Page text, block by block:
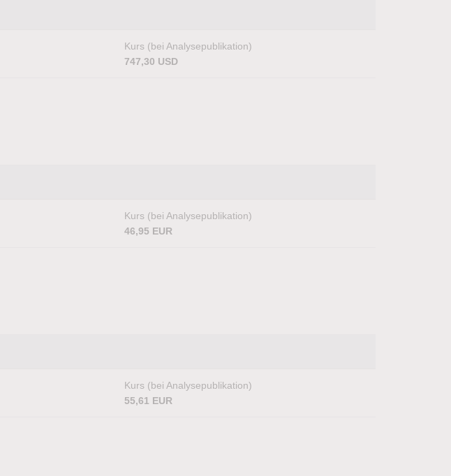
Kurs (bei Analysepublikation)
747,30 USD
Kurs (bei Analysepublikation)
46,95 EUR
Kurs (bei Analysepublikation)
55,61 EUR